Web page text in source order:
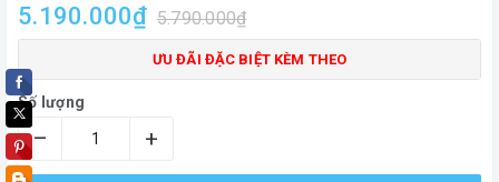
5.190.000₫ 5.790.000₫
ƯU ĐÃI ĐẶC BIỆT KÈM THEO
Số lượng
– +